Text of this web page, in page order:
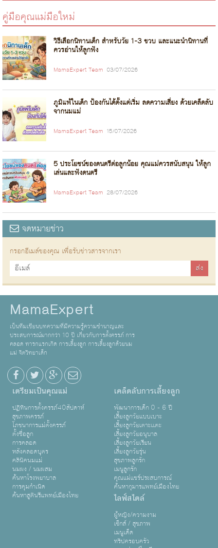
คู่มือคุณแม่มือใหม่
วิธีเลือกนิทานเด็ก สำหรับวัย 1-3 ขวบ และแนะนำนิทานที่
ควรอ่านให้ลูกฟัง
MamaExpert Team 03/07/2026
ภูมิแพ้ในเด็ก ป้องกันได้ตั้งแต่เริ่ม ลดความเสี่ยง ด้วยเคล็ดลับ
จากนมแม่
MamaExpert Team 15/07/2026
5 ประโยชน์ของดนตรีต่อลูกน้อย คุณแม่ควรสนับสนุน ให้ลูก
เล่นและฟังดนตรี
MamaExpert Team 28/07/2026
จดหมายข่าว
กรอกอีเมล์ของคุณ เพื่อรับข่าวสารจากเรา
MamaExpert
เป็นทีมเขียนบทความที่มีความรู้ความชำนาญและ
ประสบการณ์มากกว่า 10 ปี เกี่ยวกับการตั้งครรภ์ การ
คลอด ทารกแรกเกิด การเลี้ยงลูก การเลี้ยงลูกด้วยนม
แม่ จิตวิทยาเด็ก
เตรียมเป็นคุณแม่
ปฏิทินการตั้งครรภ์40สัปดาห์
สุขภาพครรภ์
โภชนาการแม่ตั้งครรภ์
ตั้งชื่อลูก
การคลอด
หลังคลอดบุตร
คลินิคนมแม่
นมผง / นมผสม
ค้นหาโรงพยาบาล
การคุมกำเนิด
ค้นหาสูตินรีแพทย์เมืองไทย
เคล็ดลับการเลี้ยงลูก
พัฒนาการเด็ก 0 - 6 ปี
เลี้ยงลูกวัยแบบเบาะ
เลี้ยงลูกวัยเตาะเเตะ
เลี้ยงลูกวัยอนุบาล
เลี้ยงลูกวัยเรียน
เลี้ยงลูกวัยรุ่น
สุขภาพลูกรัก
เมนูลูกรัก
คุณแม่แชร์ประสบการณ์
ค้นหากุมารแพทย์เมืองไทย
ไลฟ์สไตล์
ผู้หญิง/ความงาม
เซ็กส์ / สุขภาพ
เมนูเด็ด
ทริปครอบครัว